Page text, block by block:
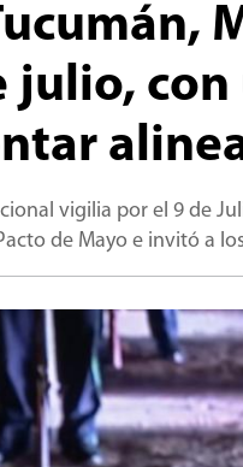
julio,
vigilia por el 9 de
de Mayo e invitó a